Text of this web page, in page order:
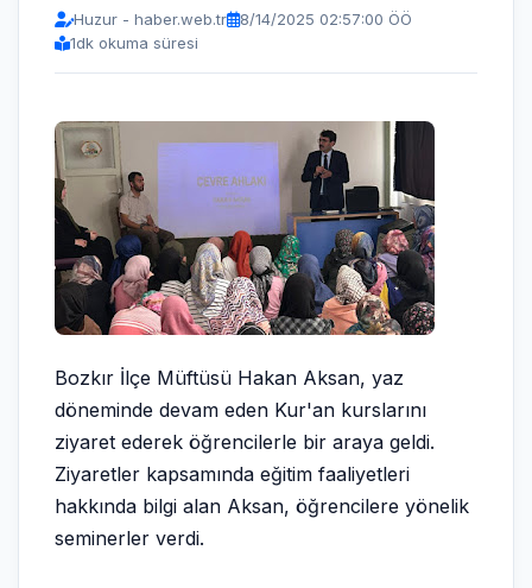
Huzur - haber.web.tr
8/14/2025 02:57:00 ÖÖ
1dk okuma süresi
Bozkır İlçe Müftüsü Hakan Aksan, yaz
döneminde devam eden Kur'an kurslarını
ziyaret ederek öğrencilerle bir araya geldi.
Ziyaretler kapsamında eğitim faaliyetleri
hakkında bilgi alan Aksan, öğrencilere yönelik
seminerler verdi.